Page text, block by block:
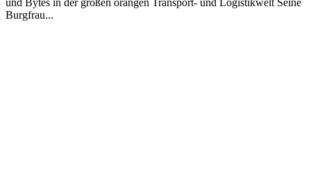
und Bytes in der großen orangen Transport- und Logistikwelt Seine
Burgfrau...